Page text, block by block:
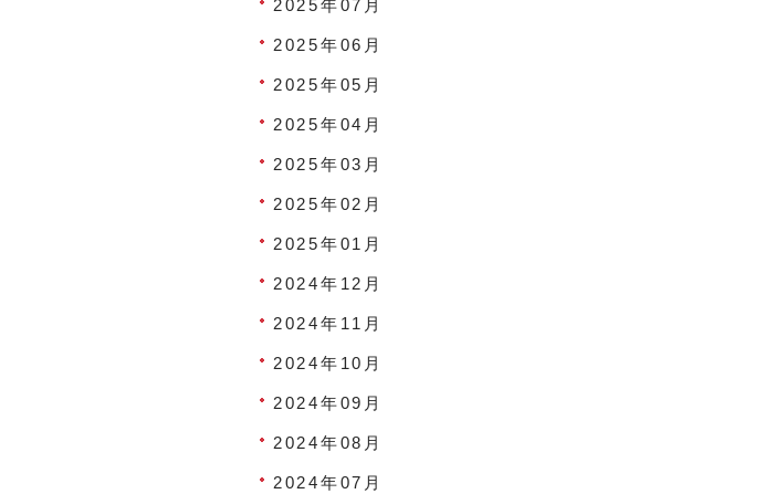
2025年07月
2025年06月
2025年05月
2025年04月
2025年03月
2025年02月
2025年01月
2024年12月
2024年11月
2024年10月
2024年09月
2024年08月
2024年07月